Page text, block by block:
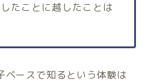
たことに越したことは
ベースで知るという体験は